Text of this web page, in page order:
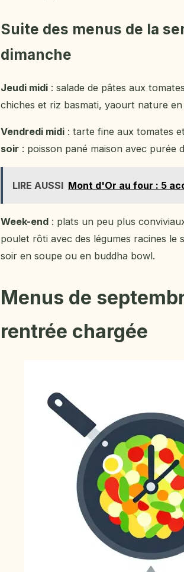
Suite des menus de la
dimanche
Jeudi midi : salade de pâtes aux
chiches et riz basmati, yaourt nature en
Vendredi midi : tarte fine aux tomates
soir : poisson pané maison avec purée
LIRE AUSSI Mont d'Or au four : 5
Week-end : plats un peu plus
poulet rôti avec des légumes racines le
soir en soupe ou en buddha bowl.
Menus de
rentrée chargée